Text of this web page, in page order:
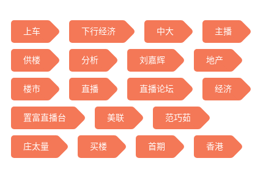
上车 下行经济 中大 主播
供楼 分析 刘嘉辉 地产
楼市 直播 直播论坛 经济
置富直播台 美联 范巧茹
庄太量 买楼 首期 香港